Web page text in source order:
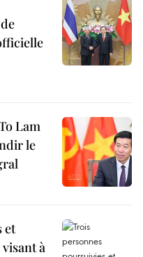
Lam
le
et
à